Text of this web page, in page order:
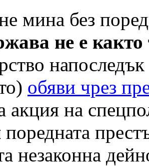
мина без
не е както
обяви чрез
акция на
поредната
незаконна